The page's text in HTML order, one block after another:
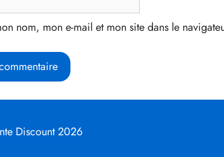
nom, mon e-mail et mon site dans le
Discount 2026